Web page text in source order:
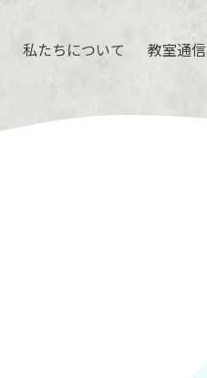
私たちについて 教室通信